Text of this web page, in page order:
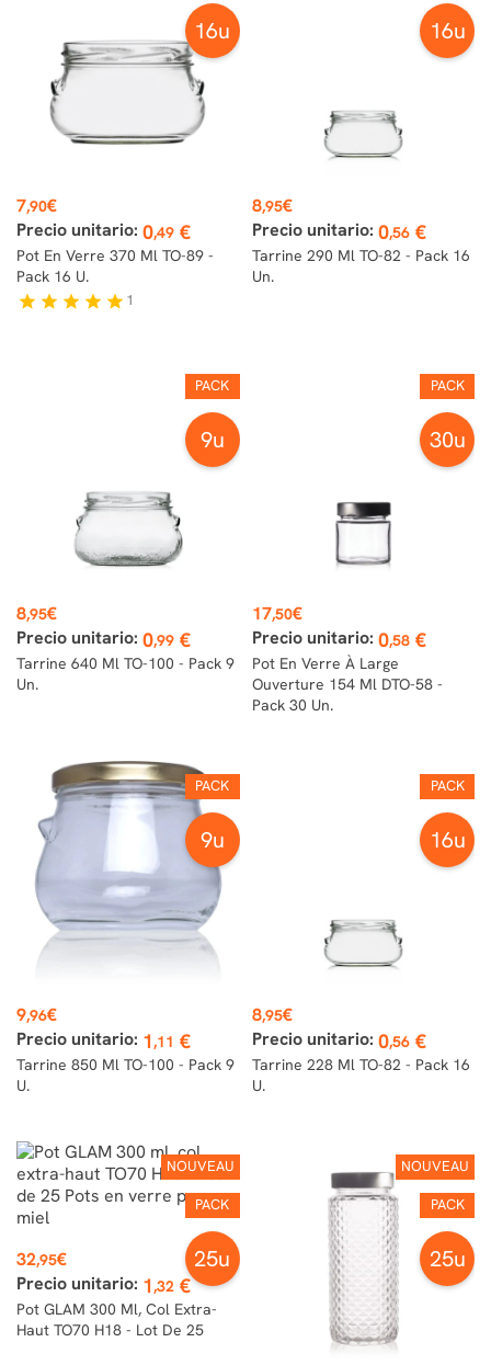
16u
Prix
7,90€
Precio unitario: 0,49 €
Pot En Verre 370 Ml TO-89 -
Pack 16 U.
star star star star star 1
16u
Prix
8,95€
Precio unitario: 0,56€
Tarrine 290 Ml TO-82 - Pack 16
Un.
PACK
9u
Prix
8,95€
Precio unitario: 0,99 €
Tarrine 640 Ml TO-100 - Pack 9
Un.
PACK
30u
Prix
17,50€
Precio unitario: 0,58€
Pot En Verre À Large
Ouverture 154 Ml DTO-58 -
Pack 30 Un.
PACK
9u
Prix
9,96€
Precio unitario: 1,11 €
Tarrine 850 Ml TO-100 - Pack 9
U.
PACK
16u
Prix
8,95€
Precio unitario: 0,56€
Tarrine 228 Ml TO-82 - Pack 16
U.
NOUVEAU
PACK
25u
Prix
32,95€
Precio unitario: 1,32 €
Pot GLAM 300 Ml, Col Extra-
Haut TO70 H18 - Lot De 25
NOUVEAU
PACK
25u